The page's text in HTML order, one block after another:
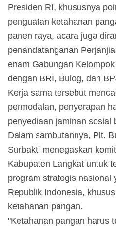
Presiden RI, khususnya
penguatan ketahanan
panen raya, acara juga
penandatanganan
enam Gabungan
dengan BRI, Bulog, dan
Kerja sama tersebut
permodalan, penyerapan
penyediaan jaminan sosial
Dalam sambutannya, Plt.
Surbakti menegaskan
Kabupaten Langkat untuk
program strategis nasional
Republik Indonesia,
ketahanan pangan.
"Ketahanan pangan harus